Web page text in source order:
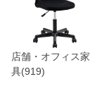
店舗・オフィス家
具(919)